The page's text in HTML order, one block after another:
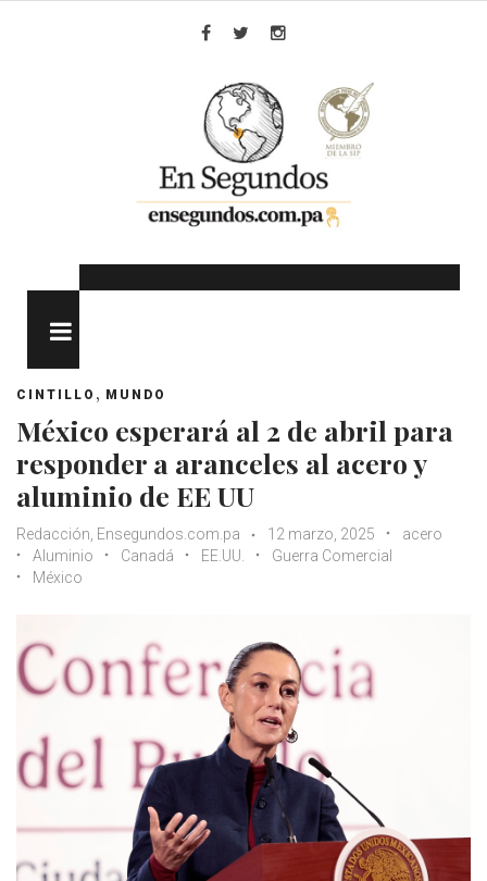
CINTILLO , MUNDO
México esperará al 2 de abril para
responder a aranceles al acero y
aluminio de EE UU
Redacción, Ensegundos.com.pa 12 marzo, 2025
acero
Aluminio
Canadá EE.UU.
Guerra Comercial
México